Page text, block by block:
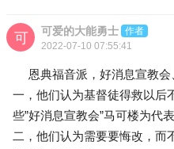
可爱的大能勇士 作者
2022-07-10 07:55:41
恩典福音派，好消息宣教会
一，他们认为基督徒得救以后
些”好消息宣教会”马可楼为代表
二，他们认为需要要悔改，而